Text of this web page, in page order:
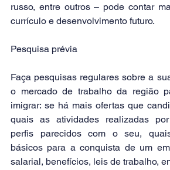
russo, entre outros – pode contar
currículo e desenvolvimento futuro.
Pesquisa prévia
Faça pesquisas regulares sobre a
o mercado de trabalho da região
imigrar: se há mais ofertas que
quais as atividades realizadas
perfis parecidos com o seu,
básicos para a conquista de um
salarial, benefícios, leis de trabalho,